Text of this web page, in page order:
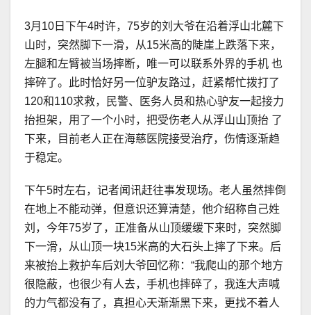
3月10日下午4时许，75岁的刘大爷在沿着浮山北麓下
山时，突然脚下一滑，从15米高的陡崖上跌落下来，
左腿和左臂被当场摔断，唯一可以联系外界的手机 也
摔碎了。此时恰好另一位驴友路过，赶紧帮忙拨打了
120和110求救，民警、医务人员和热心驴友一起接力
抬担架，用了一个小时，把受伤老人从浮山山顶抬 了
下来，目前老人正在海慈医院接受治疗，伤情逐渐趋
于稳定。
下午5时左右，记者闻讯赶往事发现场。老人虽然摔倒
在地上不能动弹，但意识还算清楚，他介绍称自己姓
刘，今年75岁了，正准备从山顶缓缓下来时，突然脚
下一滑，从山顶一块15米高的大石头上摔了下来。后
来被抬上救护车后刘大爷回忆称：“我爬山的那个地方
很隐蔽，也很少有人去，手机也摔碎了，我连大声喊
的力气都没有了，真担心天渐渐黑下来，更找不着人